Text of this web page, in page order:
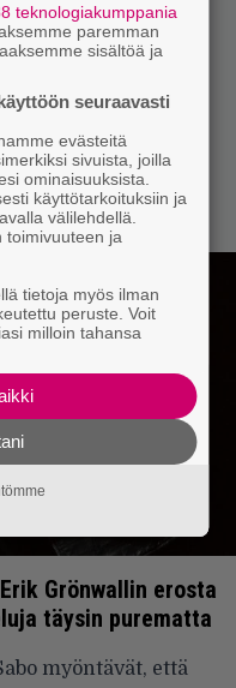
Grönwallin erosta
täysin purematta
myöntävät, että
teknologiakumppania
paremman
sisältöä ja
seuraavasti
evästeitä
sivuista, joilla
ominaisuuksista.
käyttötarkoituksiin ja
välilehdellä.
toimivuuteen ja
tietoja myös ilman
peruste. Voit
milloin tahansa